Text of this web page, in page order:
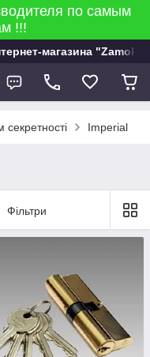
по самым
!!!
магазина "Zamok
секретності Imperial
Фільтри